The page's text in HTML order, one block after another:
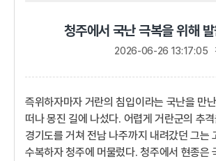
청주에서 국난 극복을 위해
즉위하자마자 거란의 침입이라는 국난을 만
떠나 몽진 길에 나섰다. 어렵게 거란군의 추
경기도를 거쳐 전남 나주까지 내려갔던 그는
수복하자 청주에 머물렀다. 청주에서 현종은
2026-06-26 13:17:05